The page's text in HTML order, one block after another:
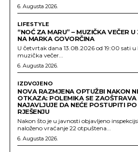
6. Augusta 2026.
LIFESTYLE
“NOĆ ZA MARU” – MUZIČKA VEČER
NA MARKA GOVORČINA
U četvrtak dana 13.08.2026 od 19:00 sati u
muzička večer...
6. Augusta 2026.
IZDVOJENO
NOVA RAZMJENA OPTUŽBI NAKON
OTKAZA: POLEMIKA SE ZAOŠTRAVA
NAJAVLJUJE DA NEĆE POSTUPITI
RJEŠENJU
Nakon što je u javnosti objavljeno
naloženo vraćanje 22 otpuštena...
6. Augusta 2026.